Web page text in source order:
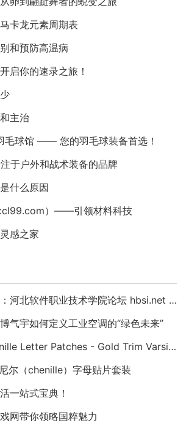
卡龙元素周期表
和预防高温病
启你的速录之旅！
主治
毛球馆 —— 您的羽毛球装备首选！
于户外和战术装备的品牌
什么原因
）——引领材料科技
感之家
重温那段青葱岁月：河北软件职业技术学院论坛 hbsi.net —— 2007 年至今的校园数字记忆
气宇如何定义工业空调的“绿色未来”
Custom DIY Chenille Letter Patches - Gold Trim Varsity Alphabet Appliques
尔（chenille）字母贴片套装
一站式宝典！
网带你领略国粹魅力